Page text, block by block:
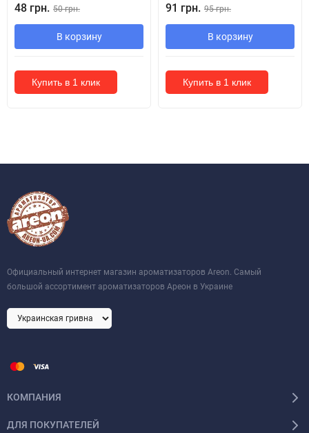
48 грн. 50 грн.
В корзину
Купить в 1 клик
91 грн. 95 грн.
В корзину
Купить в 1 клик
Официальный интернет магазин ароматизаторов Areon. Самый
большой ассортимент ароматизаторов Ареон в Украине
КОМПАНИЯ
ДЛЯ ПОКУПАТЕЛЕЙ